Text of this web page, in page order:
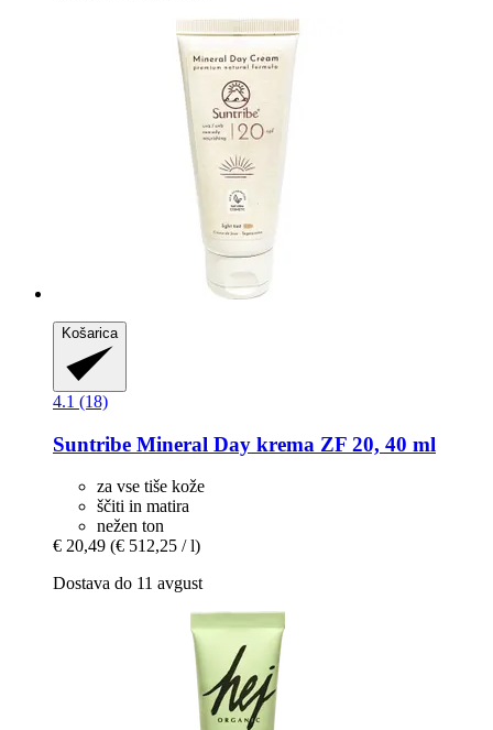
Košarica
4.1 (18)
Suntribe Mineral Day krema ZF 20, 40 ml
za vse tiše kože
ščiti in matira
nežen ton
€ 20,49 (€ 512,25 / l)
Dostava do 11 avgust